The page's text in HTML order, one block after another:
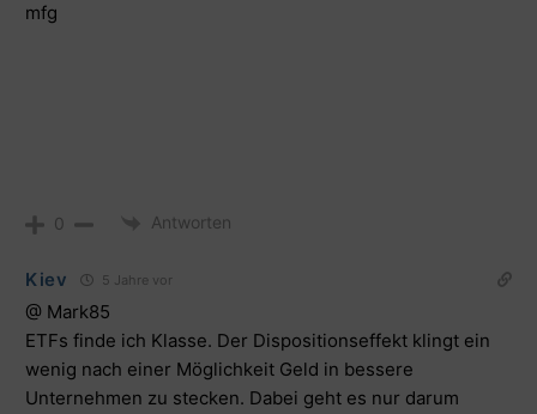
mfg
0 Antworten
Kiev 5 Jahre vor
@ Mark85
ETFs finde ich Klasse. Der Dispositionseffekt klingt ein
wenig nach einer Möglichkeit Geld in bessere
Unternehmen zu stecken. Dabei geht es nur darum